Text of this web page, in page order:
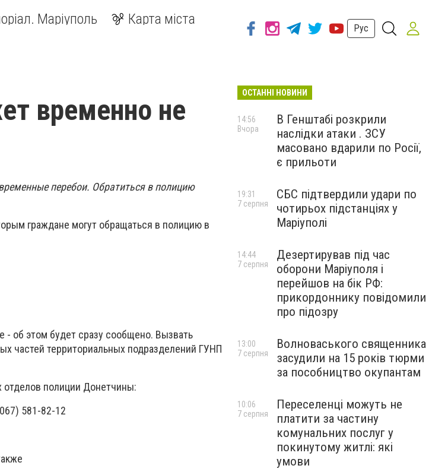
Маріуполь Карта міста
Рус
временно не
перебои. Обратиться в полицию
граждане могут обращаться в полицию в
- об этом будет сразу сообщено. Вызвать
частей территориальных подразделений ГУНП
отделов полиции Донетчины:
581-82-12
ОСТАННІ НОВИНИ
В Генштабі розкрили
наслідки атаки . ЗСУ
масовано вдарили по Росії,
є прильоти
14:56
Вчора
СБС підтвердили удари по
чотирьох підстанціях у
Маріуполі
19:31
7 серпня
Дезертирував під час
оборони Маріуполя і
перейшов на бік РФ:
прикордоннику повідомили
про підозру
14:44
7 серпня
Волноваського священника
засудили на 15 років тюрми
за пособництво окупантам
13:00
7 серпня
Переселенці можуть не
платити за частину
комунальних послуг у
покинутому житлі: які
умови
10:06
7 серпня